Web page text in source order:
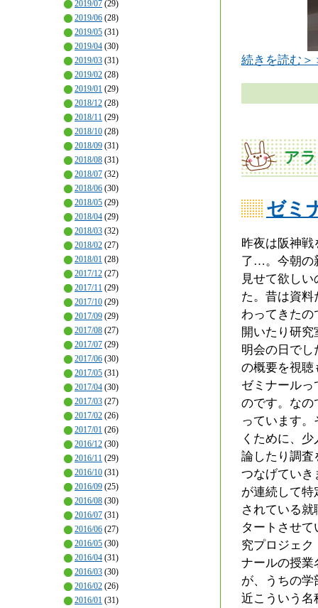
2019/07 (29)
2019/06 (28)
2019/05 (31)
2019/04 (30)
2019/03 (31)
2019/02 (28)
2019/01 (29)
2018/12 (28)
2018/11 (29)
2018/10 (28)
2018/09 (31)
2018/08 (31)
2018/07 (32)
2018/06 (30)
2018/05 (29)
2018/04 (29)
2018/03 (32)
2018/02 (27)
2018/01 (28)
2017/12 (27)
2017/11 (29)
2017/10 (29)
2017/09 (29)
2017/08 (27)
2017/07 (29)
2017/06 (30)
2017/05 (31)
2017/04 (30)
2017/03 (27)
2017/02 (26)
2017/01 (26)
2016/12 (30)
2016/11 (29)
2016/10 (31)
2016/09 (25)
2016/08 (30)
2016/07 (31)
2016/06 (27)
2016/05 (30)
2016/04 (31)
2016/03 (30)
2016/02 (26)
2016/01 (31)
続きを読む＞
ア
ゼミ
昨夜は阪神
了…。今朝の
見せて欲し
た。昔は資
わってきたの
開いたり研
明会の日で
の概要を視聴
ゼミナール
のです。なの
っています
くために、
論したり調査
つなげていき
が連続して
されている
タートさせ
究プロジェ
ナールの授業
が、うちの
近こういう名